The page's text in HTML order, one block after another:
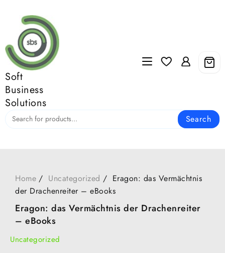
content
Soft
Business
Solutions
Search
Home Uncategorized
Eragon: das Vermächtnis
der Drachenreiter – eBooks
Eragon: das Vermächtnis der Drachenreiter
– eBooks
Uncategorized